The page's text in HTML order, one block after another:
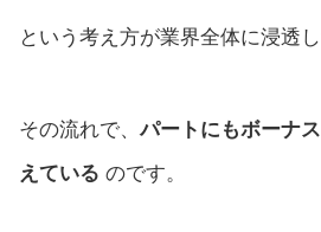
という考え方が業界全体に浸透
その流れで、パートにもボーナ
えている のです。